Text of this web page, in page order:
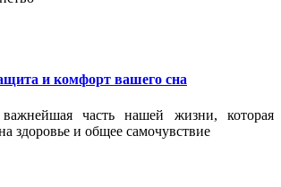
и комфорт вашего сна
часть нашей жизни, которая
здоровье и общее самочувствие